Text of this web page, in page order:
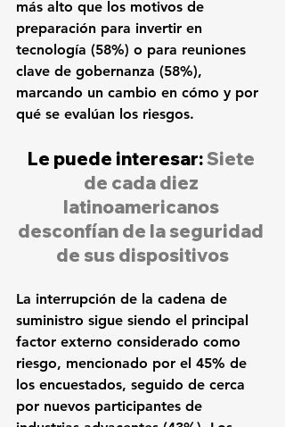
más alto que los motivos de
preparación para invertir en
tecnología (58%) o para reuniones
clave de gobernanza (58%),
marcando un cambio en cómo y por
qué se evalúan los riesgos.
Le puede interesar: Siete
de cada diez
latinoamericanos
desconfían de la seguridad
de sus dispositivos
La interrupción de la cadena de
suministro sigue siendo el principal
factor externo considerado como
riesgo, mencionado por el 45% de
los encuestados, seguido de cerca
por nuevos participantes de